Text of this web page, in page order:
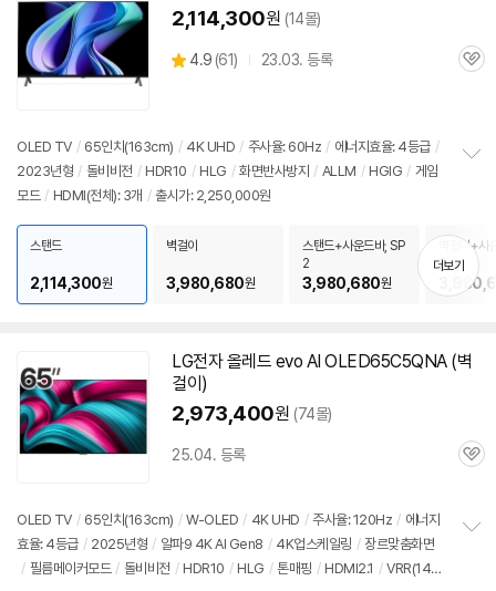
2,114,300원 (14몰)
별
4.9 (상
61) 23.03. 등록
관
OLED TV / 65인치 (163cm) / 4K UHD / 주사율: 60Hz / 에너지효율: 4등급 /
2023년형 / 돌비비전 / HDR10 / HLG / 화면반사방지 / ALLM / HGIG / 게임
모드 / HDMI(전체): 3개 / 출시가: 2,250,000원
치
기
스탠드
2,114,300원
벽걸이
3,980,680원
스탠드+사운드바, SP
2
3,980,680원
벽걸이+사
2
더보기
LG전자올레드 evo AI OLED65C5QNA (벽
걸이)
2,973,400원 (74몰)
25.04. 등록
관
OLED TV / 65인치 (163cm) / W-OLED / 4K UHD / 주사율: 120Hz / 에너지
효율: 4등급 / 2025년형 / 알파9 4K AI Gen8 / 4K업스케일링 / 장르맞춤화면
/ 필름메이커모드 / 돌비비전 / HDR10 / HLG / 톤매핑 / HDMI2.1 / VRR(144